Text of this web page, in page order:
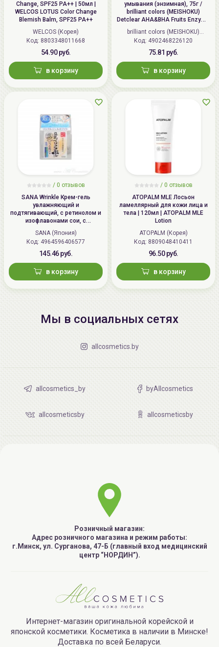
Change, SPF25 PA++ | 50мл |
WELCOS LOTUS Color Change
Blemish Balm, SPF25 PA++
WELCOS (Корея)
Код: 8803348011668
54.90 руб.
в корзину
умывания (энзимная), 75г /
brilliant colors (MEISHOKU)
Detclear AHA&BHA Fruits Enzyme
Powder Wash
brilliant colors (MEISHOKU)
(Япония)
Код: 4902468226120
75.81 руб.
в корзину
/ 0 отзывов
SANA Wrinkle Крем-гель
увлажняющий и
подтягивающий, с ретинолом и
изофлавонами сои, с
осветляющим эффектом | 100г |
Wrinkle Gel Cream (Whitening)
SANA (Япония)
Код: 4964596406577
145.46 руб.
в корзину
/ 0 отзывов
ATOPALM MLE Лосьон
ламеллярный для кожи лица и
тела | 120мл | ATOPALM MLE
Lotion
ATOPALM (Корея)
Код: 8809048410411
96.50 руб.
в корзину
Мы в социальных сетях
allcosmetics.by
allcosmetics_by byAllcosmetics
allcosmeticsby allcosmeticsby
Розничный магазин:
Адрес розничного магазина и режим работы:
г.Минск, ул. Сурганова, 47-Б (главный вход медицинский
центр “НОРДИН”).
Интернет-магазин оригинальной корейской и
японской косметики. Косметика в наличии в Минске!
Доставка по всей Беларуси.